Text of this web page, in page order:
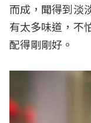
而成，聞得到淡
有太多味道，不
配得剛剛好。